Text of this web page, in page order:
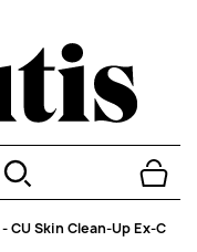
-CU Skin Clean-Up Ex-C